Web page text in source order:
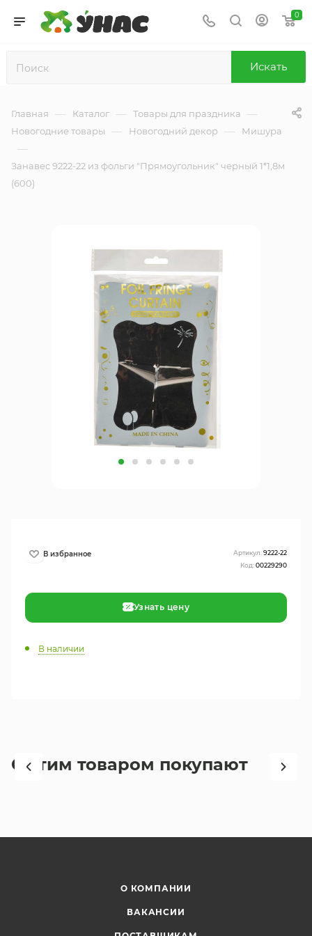
0
Искать
Главная — Каталог — Товары для праздника —
Новогодние товары — Новогодний декор — Мишура
—
Занавес 9222-22 из фольги "Прямоугольник" черный 1*1,8м
(600)
Артикул:9222-22
Код:00229290
Узнать цену
В наличии
С этим товаром покупают
О КОМПАНИИ
ВАКАНСИИ